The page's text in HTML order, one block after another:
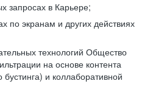
запросах в Карьере;
по экранам и других действиях
технологий Общество
на основе контента
и коллаборативной